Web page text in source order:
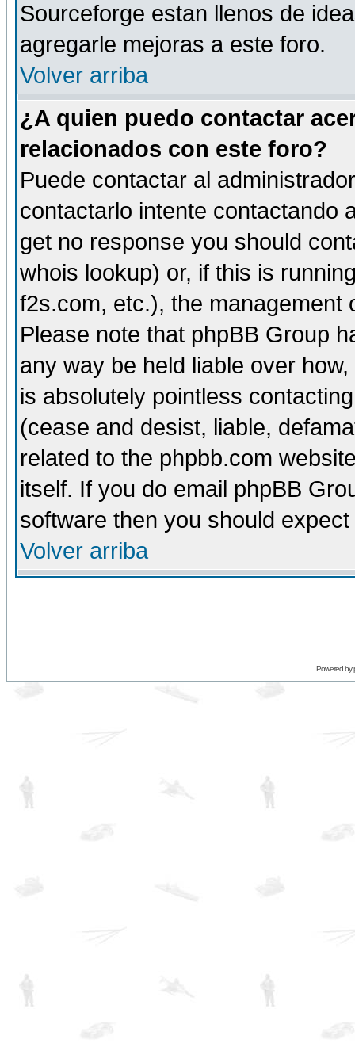
Sourceforge estan llenos de
agregarle mejoras a este foro.
Volver arriba
¿A quien puedo contactar
relacionados con este foro?
Puede contactar al
contactarlo intente contactando
get no response you should
whois lookup) or, if this is
f2s.com, etc.), the management
Please note that phpBB Group
any way be held liable over
is absolutely pointless
(cease and desist, liable,
related to the phpbb.com
itself. If you do email phpBB
software then you should
Volver arriba
Powered by